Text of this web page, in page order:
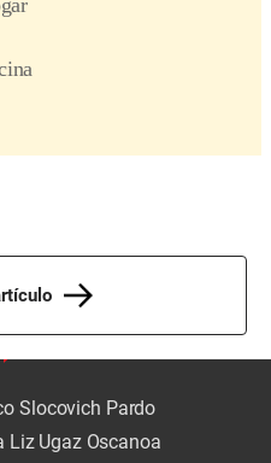
Slocovich Pardo
Liz Ugaz Oscanoa